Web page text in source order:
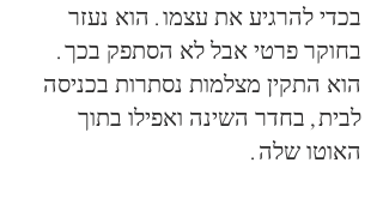
בכדי להרגיע את עצמו. הוא נעזר
בחוקר פרטי אבל לא הסתפק בכך.
הוא התקין מצלמות נסתרות בכניסה
לבית, בחדר השינה ואפילו בתוך
האוטו שלה.